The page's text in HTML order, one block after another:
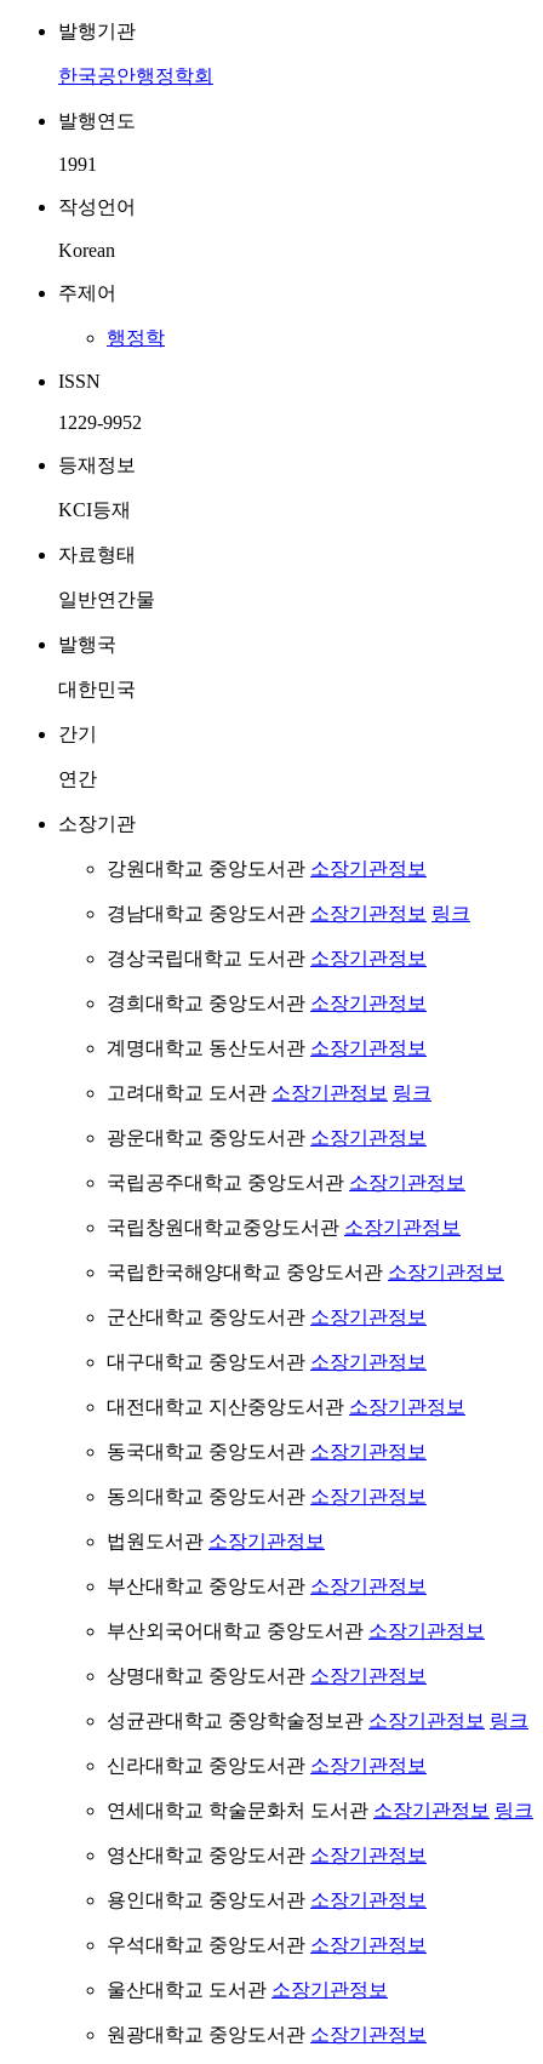
발행기관
한국공안행정학회
발행연도
1991
작성언어
Korean
주제어
행정학
ISSN
1229-9952
등재정보
KCI등재
자료형태
일반연간물
발행국
대한민국
간기
연간
소장기관
강원대학교 중앙도서관 소장기관정보
경남대학교 중앙도서관 소장기관정보 링크
경상국립대학교 도서관 소장기관정보
경희대학교 중앙도서관 소장기관정보
계명대학교 동산도서관 소장기관정보
고려대학교 도서관 소장기관정보 링크
광운대학교 중앙도서관 소장기관정보
국립공주대학교 중앙도서관 소장기관정보
국립창원대학교중앙도서관 소장기관정보
국립한국해양대학교 중앙도서관 소장기관정보
군산대학교 중앙도서관 소장기관정보
대구대학교 중앙도서관 소장기관정보
대전대학교 지산중앙도서관 소장기관정보
동국대학교 중앙도서관 소장기관정보
동의대학교 중앙도서관 소장기관정보
법원도서관 소장기관정보
부산대학교 중앙도서관 소장기관정보
부산외국어대학교 중앙도서관 소장기관정보
상명대학교 중앙도서관 소장기관정보
성균관대학교 중앙학술정보관 소장기관정보 링크
신라대학교 중앙도서관 소장기관정보
연세대학교 학술문화처 도서관 소장기관정보 링크
영산대학교 중앙도서관 소장기관정보
용인대학교 중앙도서관 소장기관정보
우석대학교 중앙도서관 소장기관정보
울산대학교 도서관 소장기관정보
원광대학교 중앙도서관 소장기관정보